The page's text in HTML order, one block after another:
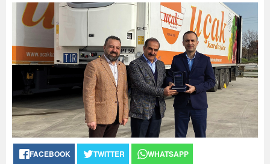
FACEBOOK TWITTER WHATSAPP